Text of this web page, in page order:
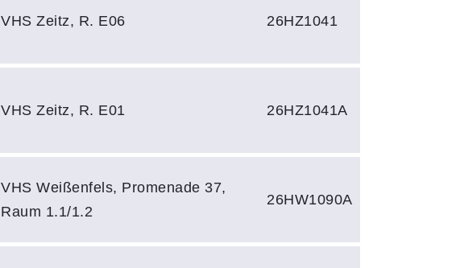
VHS Zeitz, R. E06 26HZ1041
VHS Zeitz, R. E01 26HZ1041A
VHS Weißenfels, Promenade 37,
Raum 1.1/1.2
26HW1090A